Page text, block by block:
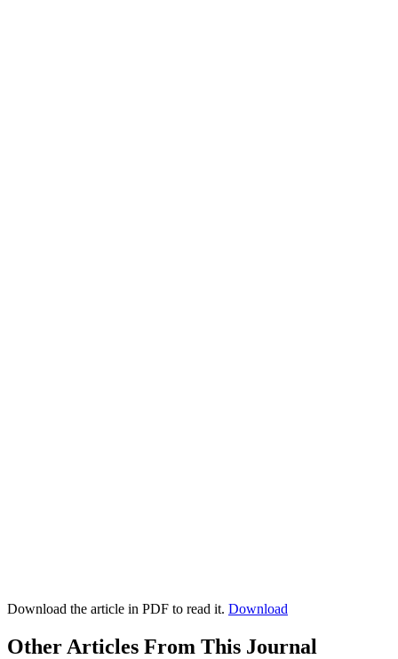
Download the article in PDF to read it. Download
Other Articles From This Journal